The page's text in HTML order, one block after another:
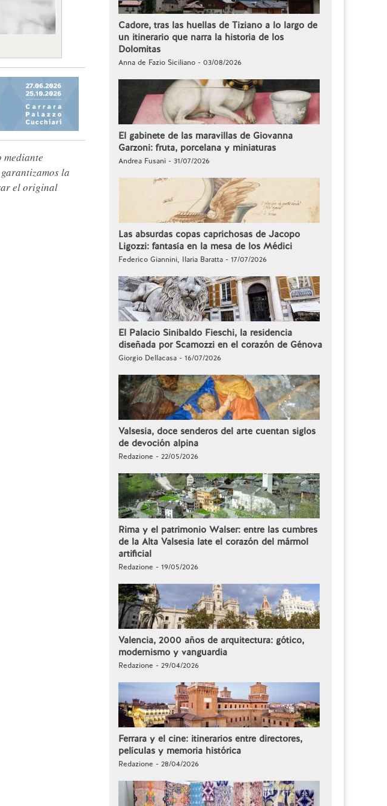
la
el original
Cadore, tras las huellas de Tiziano a lo largo de
un itinerario que narra la historia de los
Dolomitas
Anna de Fazio Siciliano - 03/08/2026
El gabinete de las maravillas de Giovanna
Garzoni: fruta, porcelana y miniaturas
Andrea Fusani - 31/07/2026
Las absurdas copas caprichosas de Jacopo
Ligozzi: fantasía en la mesa de los Médici
Federico Giannini, Ilaria Baratta - 17/07/2026
El Palacio Sinibaldo Fieschi, la residencia
diseñada por Scamozzi en el corazón de Génova
Giorgio Dellacasa - 16/07/2026
Valsesia, doce senderos del arte cuentan siglos
de devoción alpina
Redazione - 22/05/2026
Rima y el patrimonio Walser: entre las cumbres
de la Alta Valsesia late el corazón del mármol
artificial
Redazione - 19/05/2026
Valencia, 2000 años de arquitectura: gótico,
modernismo y vanguardia
Redazione - 29/04/2026
Ferrara y el cine: itinerarios entre directores,
películas y memoria histórica
Redazione - 28/04/2026